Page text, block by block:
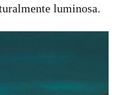
luminosa.